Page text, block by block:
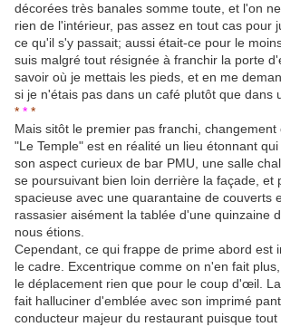
décorées très banales somme toute, et l'on
rien de l'intérieur, pas assez en tout cas pour
ce qu'il s'y passait; aussi était-ce pour le
suis malgré tout résignée à franchir la porte
savoir où je mettais les pieds, et en me
si je n'étais pas dans un café plutôt que dans
* * *
Mais sitôt le premier pas franchi, changement
"Le Temple" est en réalité un lieu étonnant
son aspect curieux de bar PMU, une salle
se poursuivant bien loin derrière la façade, et
spacieuse avec une quarantaine de couverts
rassasier aisément la tablée d'une quinzaine
nous étions.
Cependant, ce qui frappe de prime abord est
le cadre. Excentrique comme on n'en fait
le déplacement rien que pour le coup d'œil.
fait halluciner d'emblée avec son imprimé
conducteur majeur du restaurant puisque